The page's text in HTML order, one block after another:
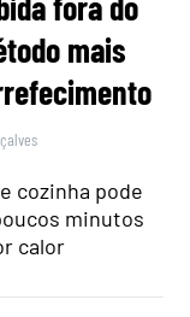
mais
cozinha pode
minutos
calor